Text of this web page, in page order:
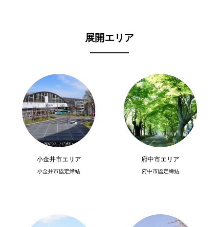
展開エリア
小金井市エリア
小金井市協定締結
府中市エリア
府中市協定締結